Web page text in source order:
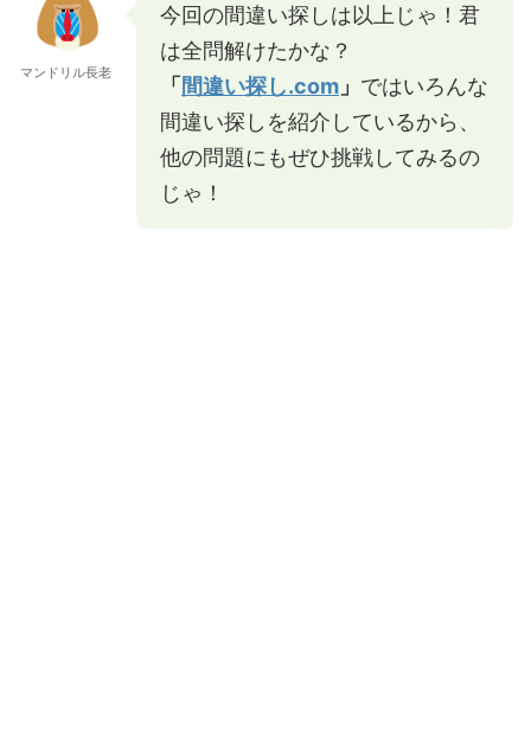
マンドリル長老
今回の間違い探しは以上じゃ！君
は全問解けたかな？
「 間違い探し.com 」 ではいろんな
間違い探しを紹介しているから、
他の問題にもぜひ挑戦してみるの
じゃ！